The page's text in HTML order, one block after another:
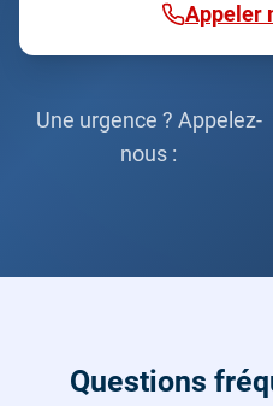
Appeler
Une urgence ? Appelez-
nous :
Questions